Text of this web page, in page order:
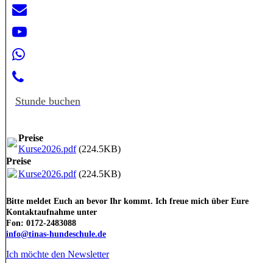
Stunde buchen
Preise
Kurse2026.pdf(224.5KB)
Preise
Kurse2026.pdf(224.5KB)
Bitte meldet Euch an bevor Ihr kommt. Ich freue mich über Eure
Kontaktaufnahme unter
Fon: 0172-2483088
info@tinas-hundeschule.de
Ich möchte den Newsletter